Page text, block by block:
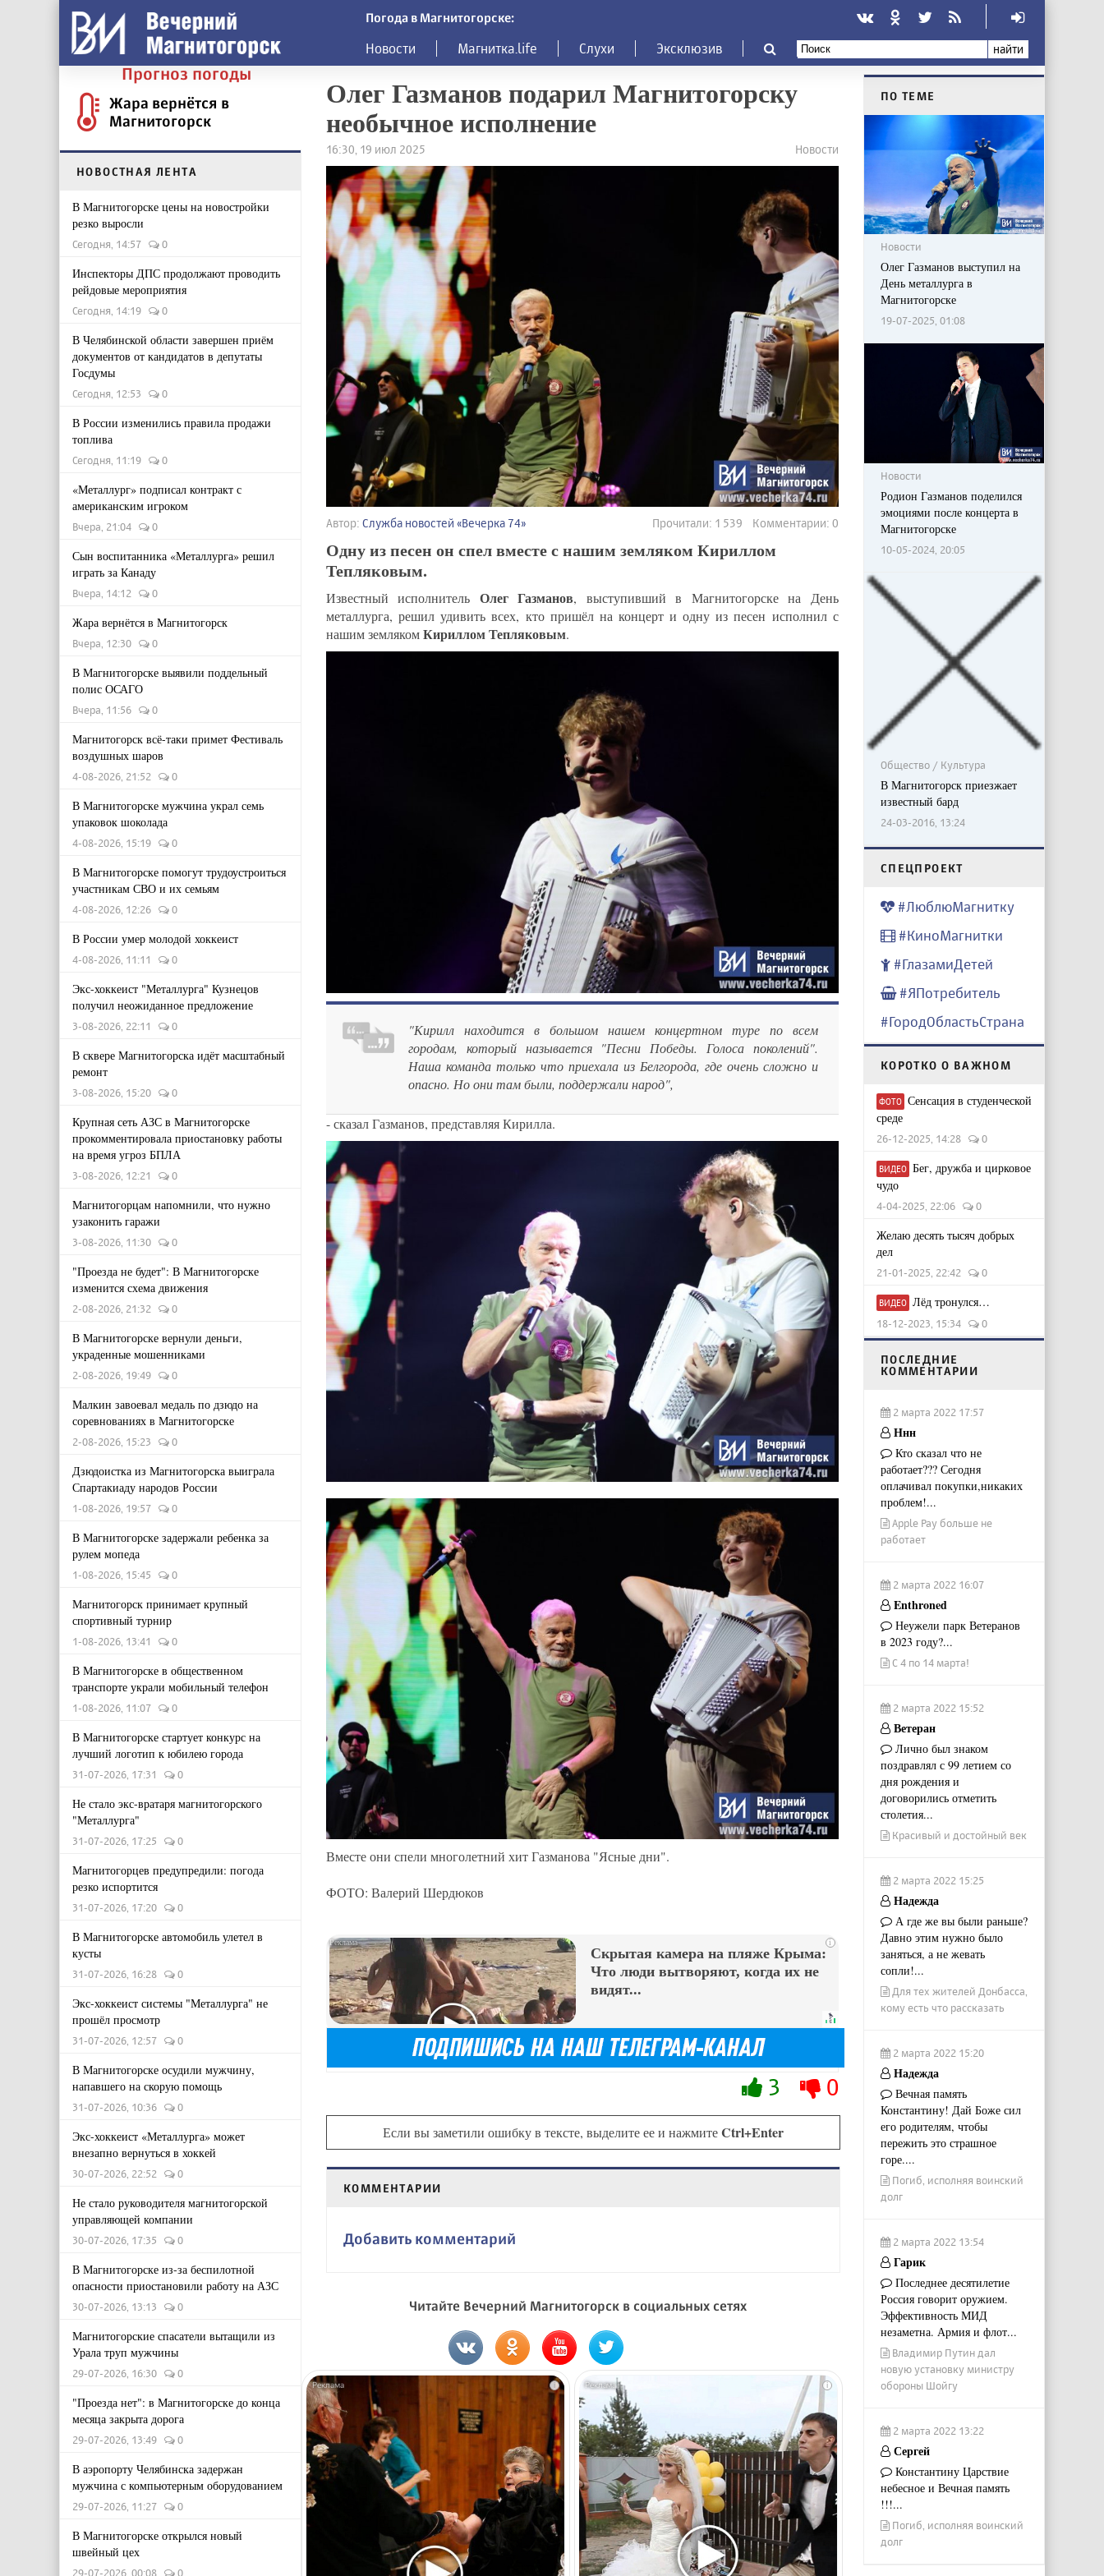
Погода в Магнитогорске:
Новости Магнитка.life Слухи Эксклюзив найти
Прогноз погоды
Жара вернётся в
Магнитогорск
НОВОСТНАЯ ЛЕНТА
В Магнитогорске цены на новостройки
резко выросли
Сегодня, 14:57 0
Инспекторы ДПС продолжают проводить
рейдовые мероприятия
Сегодня, 14:19 0
В Челябинской области завершен приём
документов от кандидатов в депутаты
Госдумы
Сегодня, 12:53 0
В России изменились правила продажи
топлива
Сегодня, 11:19 0
«Металлург» подписал контракт с
американским игроком
Вчера, 21:04 0
Сын воспитанника «Металлурга» решил
играть за Канаду
Вчера, 14:12 0
Жара вернётся в Магнитогорск
Вчера, 12:30 0
В Магнитогорске выявили поддельный
полис ОСАГО
Вчера, 11:56 0
Магнитогорск всё-таки примет Фестиваль
воздушных шаров
4-08-2026, 21:52 0
В Магнитогорске мужчина украл семь
упаковок шоколада
4-08-2026, 15:19 0
В Магнитогорске помогут трудоустроиться
участникам СВО и их семьям
4-08-2026, 12:26 0
В России умер молодой хоккеист
4-08-2026, 11:11 0
Экс-хоккеист "Металлурга" Кузнецов
получил неожиданное предложение
3-08-2026, 22:11 0
В сквере Магнитогорска идёт масштабный
ремонт
3-08-2026, 15:20 0
Крупная сеть АЗС в Магнитогорске
прокомментировала приостановку работы
на время угроз БПЛА
3-08-2026, 12:21 0
Магнитогорцам напомнили, что нужно
узаконить гаражи
3-08-2026, 11:30 0
"Проезда не будет": В Магнитогорске
изменится схема движения
2-08-2026, 21:32 0
В Магнитогорске вернули деньги,
украденные мошенниками
2-08-2026, 19:49 0
Малкин завоевал медаль по дзюдо на
соревнованиях в Магнитогорске
2-08-2026, 15:23 0
Дзюдоистка из Магнитогорска выиграла
Спартакиаду народов России
1-08-2026, 19:57 0
В Магнитогорске задержали ребенка за
рулем мопеда
1-08-2026, 15:45 0
Магнитогорск принимает крупный
спортивный турнир
1-08-2026, 13:41 0
В Магнитогорске в общественном
транспорте украли мобильный телефон
1-08-2026, 11:07 0
В Магнитогорске стартует конкурс на
лучший логотип к юбилею города
31-07-2026, 17:31 0
Не стало экс-вратаря магнитогорского
"Металлурга"
31-07-2026, 17:25 0
Магнитогорцев предупредили: погода
резко испортится
31-07-2026, 17:20 0
В Магнитогорске автомобиль улетел в
кусты
31-07-2026, 16:28 0
Экс-хоккеист системы "Металлурга" не
прошёл просмотр
31-07-2026, 12:57 0
В Магнитогорске осудили мужчину,
напавшего на скорую помощь
31-07-2026, 10:36 0
Экс-хоккеист «Металлурга» может
внезапно вернуться в хоккей
30-07-2026, 22:52 0
Не стало руководителя магнитогорской
управляющей компании
30-07-2026, 17:35 0
В Магнитогорске из-за беспилотной
опасности приостановили работу на АЗС
30-07-2026, 13:13 0
Магнитогорские спасатели вытащили из
Урала труп мужчины
29-07-2026, 16:30 0
"Проезда нет": в Магнитогорске до конца
месяца закрыта дорога
29-07-2026, 13:49 0
В аэропорту Челябинска задержан
мужчина с компьютерным оборудованием
29-07-2026, 11:27 0
В Магнитогорске открылся новый
швейный цех
29-07-2026, 00:08 0
Олег Газманов подарил Магнитогорску
необычное исполнение
16:30, 19 июл 2025 Новости
Автор: Служба новостей «Вечерка 74» Прочитали: 1 539 Комментарии: 0
Одну из песен он спел вместе с нашим земляком Кириллом
Тепляковым.
Известный исполнитель Олег Газманов, выступивший в Магнитогорске на День
металлурга, решил удивить всех, кто пришёл на концерт и одну из песен исполнил с
нашим землякомКириллом Тепляковым.
"Кирилл находится в большом нашем концертном туре по всем
городам, который называется "Песни Победы. Голоса поколений".
Наша команда только что приехала из Белгорода, где очень сложно и
опасно. Но они там были, поддержали народ",
- сказал Газманов, представляя Кирилла.
Вместе они спели многолетний хит Газманова "Ясные дни".
ФОТО: Валерий Шердюков
i
Скрытая камера на пляже Крыма:
Что люди вытворяют, когда их не
видят...
3 0
Если вы заметили ошибку в тексте, выделите ее и нажмитеCtrl+Enter
КОММЕНТАРИИ
Добавить комментарий
Читайте Вечерний Магнитогорск в социальных сетях
i i
ПО ТЕМЕ
Новости
Олег Газманов выступил на
День металлурга в
Магнитогорске
19-07-2025, 01:08
Новости
Родион Газманов поделился
эмоциями после концерта в
Магнитогорске
10-05-2024, 20:05
Общество / Культура
В Магнитогорск приезжает
известный бард
24-03-2016, 13:24
CПЕЦПРОЕКТ
#ЛюблюМагнитку
#КиноМагнитки
#ГлазамиДетей
#ЯПотребитель
#ГородОбластьСтрана
КОРОТКО О ВАЖНОМ
ФОТО Сенсация в студенческой
среде
26-12-2025, 14:28 0
ВИДЕО Бег, дружба и цирковое
чудо
4-04-2025, 22:06 0
Желаю десять тысяч добрых
дел
21-01-2025, 22:42 0
ВИДЕО Лёд тронулся…
18-12-2023, 15:34 0
ПОСЛЕДНИЕ
КОММЕНТАРИИ
2 марта 2022 17:57
Ннн
Кто сказал что не
работает??? Сегодня
оплачивал покупки,никаких
проблем!...
Apple Pay больше не
работает
2 марта 2022 16:07
Enthroned
Неужели парк Ветеранов
в 2023 году?...
С 4 по 14 марта!
2 марта 2022 15:52
Ветеран
Лично был знаком
поздравлял с 99 летием со
дня рождения и
договорились отметить
столетия...
Красивый и достойный век
2 марта 2022 15:25
Надежда
А где же вы были раньше?
Давно этим нужно было
заняться, а не жевать
сопли!...
Для тех жителей Донбасса,
кому есть что рассказать
2 марта 2022 15:20
Надежда
Вечная память
Константину! Дай Боже сил
его родителям, чтобы
пережить это страшное
горе....
Погиб, исполняя воинский
долг
2 марта 2022 13:54
Гарик
Последнее десятилетие
Россия говорит оружием.
Эффективность МИД
незаметна. Армия и флот...
Владимир Путин дал
новую установку министру
обороны Шойгу
2 марта 2022 13:22
Сергей
Константину Царствие
небесное и Вечная память
!!!...
Погиб, исполняя воинский
долг